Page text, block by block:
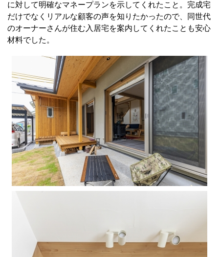
に対して明確なマネープランを示してくれたこと。完成宅
だけでなくリアルな顧客の声を知りたかったので、同世代
のオーナーさんが住む入居宅を案内してくれたことも安心
材料でした。